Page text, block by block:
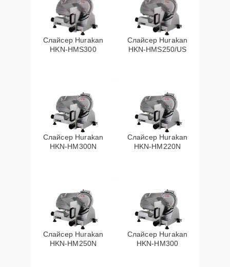
Слайсер Hurakan
HKN-HMS300
Слайсер Hurakan
HKN-HMS250/US
Слайсер Hurakan
HKN-HM300N
Слайсер Hurakan
HKN-HM220N
Слайсер Hurakan
HKN-HM250N
Слайсер Hurakan
HKN-HM300